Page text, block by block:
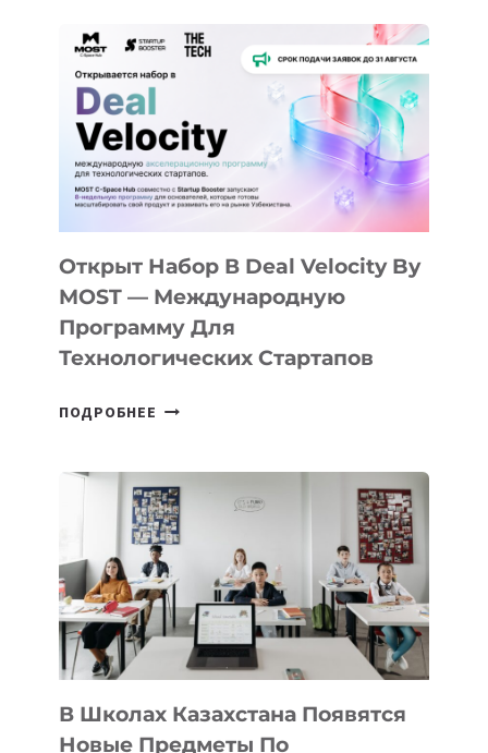
АЛМАТЫ:
КАК
AI
YOUTH
CAMP
ДАЛ
30
ПОДРОСТКАМ
БИЛЕТ
В
ПРЕДПРИНИМАТЕЛЬСТВО
Открыт Набор В Deal Velocity By
MOST — Международную
Программу Для
Технологических Стартапов
ПОДРОБНЕЕ ОТКРЫТ
DEAL
VELOCITY
BY
MOST
—
МЕЖДУНАРОДНУЮ
ПРОГРАММУ
ДЛЯ
ТЕХНОЛОГИЧЕСКИХ
В Школах Казахстана Появятся
Новые Предметы По